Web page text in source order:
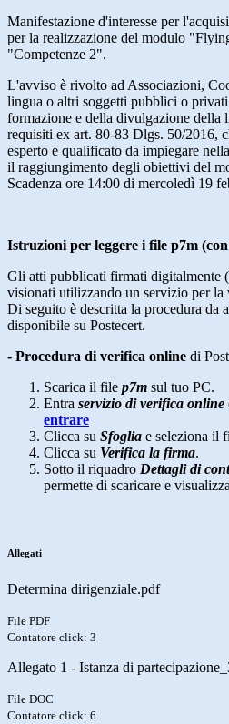
Manifestazione d'interesse per
per la realizzazione del modulo
"Competenze 2".
L'avviso è rivolto ad Associazioni,
lingua o altri soggetti pubblici o
formazione e della divulgazione della
requisiti ex art. 80-83 Dlgs. 50/2016,
esperto e qualificato da impiegare
il raggiungimento degli obiettivi del
Scadenza ore 14:00 di mercoledì 19
Istruzioni per leggere i file p7m
Gli atti pubblicati firmati digitalmente
visionati utilizzando un servizio per
Di seguito è descritta la procedura da
disponibile su Postecert.
- Procedura di verifica online di
Scarica il file p7m sul tuo PC.
Entra servizio di verifica online
entrare
Clicca su Sfoglia e seleziona il
Clicca su Verifica la firma.
Sotto il riquadro Dettagli di
permette di scaricare e
Allegati
Determina dirigenziale.pdf
File PDF
Contatore click: 3
Allegato 1 - Istanza di
File DOC
Contatore click: 6